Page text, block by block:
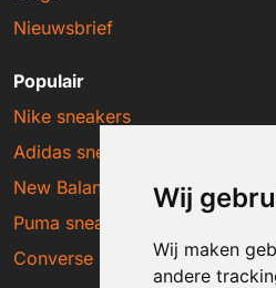
Wij
Wij maken
andere
Nieuwsbrief
Populair
Nike sneakers
Adidas sneakers
New Balance sneakers
Puma sneakers
Converse sneakers